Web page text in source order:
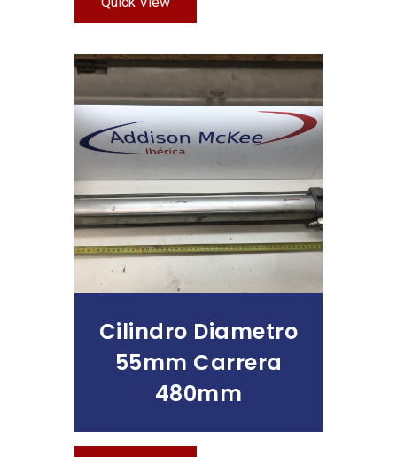
Leer Más
Cilindro Diametro
55mm Carrera
480mm